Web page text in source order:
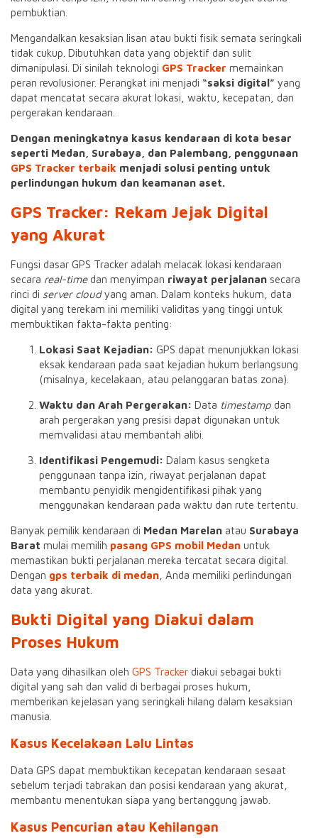
pembuktian.
Mengandalkan kesaksian lisan atau bukti fisik semata seringkali
tidak cukup. Dibutuhkan data yang objektif dan sulit
dimanipulasi. Di sinilah teknologi GPS Tracker memainkan
peran revolusioner. Perangkat ini menjadi “saksi digital” yang
dapat mencatat secara akurat lokasi, waktu, kecepatan, dan
pergerakan kendaraan.
Dengan meningkatnya kasus kendaraan di kota besar
seperti Medan, Surabaya, dan Palembang, penggunaan
GPS Tracker terbaik menjadi solusi penting untuk
perlindungan hukum dan keamanan aset.
GPS Tracker: Rekam Jejak Digital
yang Akurat
Fungsi dasar GPS Tracker adalah melacak lokasi kendaraan
secara real-timedan menyimpan riwayat perjalanan secara
rinci di server cloudyang aman. Dalam konteks hukum, data
digital yang terekam ini memiliki validitas yang tinggi untuk
membuktikan fakta-fakta penting:
Lokasi Saat Kejadian: GPS dapat menunjukkan lokasi
eksak kendaraan pada saat kejadian hukum berlangsung
(misalnya, kecelakaan, atau pelanggaran batas zona).
Waktu dan Arah Pergerakan: Data timestamp dan
arah pergerakan yang presisi dapat digunakan untuk
memvalidasi atau membantah alibi.
Identifikasi Pengemudi: Dalam kasus sengketa
penggunaan tanpa izin, riwayat perjalanan dapat
membantu penyidik mengidentifikasi pihak yang
menggunakan kendaraan pada waktu dan rute tertentu.
Banyak pemilik kendaraan di Medan Marelan atau Surabaya
Barat mulai memilih pasang GPS mobil Medan untuk
memastikan bukti perjalanan mereka tercatat secara digital.
Dengan gps terbaik di medan , Anda memiliki perlindungan
data yang akurat.
Bukti Digital yang Diakui dalam
Proses Hukum
Data yang dihasilkan oleh GPS Tracker diakui sebagai bukti
digital yang sah dan valid di berbagai proses hukum,
memberikan kejelasan yang seringkali hilang dalam kesaksian
manusia.
Kasus Kecelakaan Lalu Lintas
Data GPS dapat membuktikan kecepatan kendaraan sesaat
sebelum terjadi tabrakan dan posisi kendaraan yang akurat,
membantu menentukan siapa yang bertanggung jawab.
Kasus Pencurian atau Kehilangan